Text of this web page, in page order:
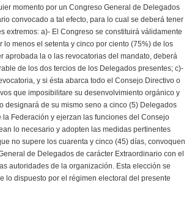
momento por un Congreso General de Delegados
convocado a tal efecto, para lo cual se deberá tener
extremos: a)- El Congreso se constituirá válidamente
lo menos el setenta y cinco por ciento (75%) de los
aprobada la o las revocatorias del mandato, deberá
de los dos tercios de los Delegados presentes; c)-
y si ésta abarca todo el Consejo Directivo o
que imposibilitare su desenvolvimiento orgánico y
designará de su mismo seno a cinco (5) Delegados
la Federación y ejerzan las funciones del Consejo
lo necesario y adopten las medidas pertinentes
no supere los cuarenta y cinco (45) días, convoquen
de Delegados de carácter Extraordinario con el
autoridades de la organización. Esta elección se
lo dispuesto por el régimen electoral del presente